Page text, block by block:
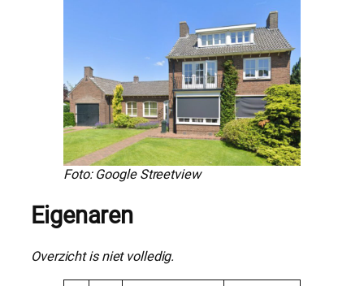
Foto: Google Streetview
Eigenaren
Overzicht is niet volledig.